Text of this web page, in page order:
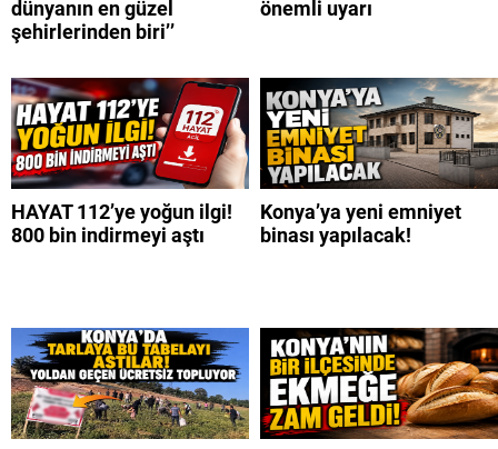
dünyanın en güzel
şehirlerinden biri’’
önemli uyarı
HAYAT 112’ye yoğun ilgi!
800 bin indirmeyi aştı
Konya’ya yeni emniyet
binası yapılacak!